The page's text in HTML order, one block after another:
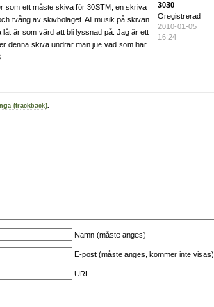
som ett måste skiva för 30STM, en skriva
tvång av skivbolaget. All musik på skivan
låt är som värd att bli lyssnad på. Jag är ett
denna skiva undrar man jue vad som har
3030
Oregistrerad
2010-01-05
16:24
(trackback)
Namn (måste anges)
E-post (måste anges, kommer inte visas)
URL